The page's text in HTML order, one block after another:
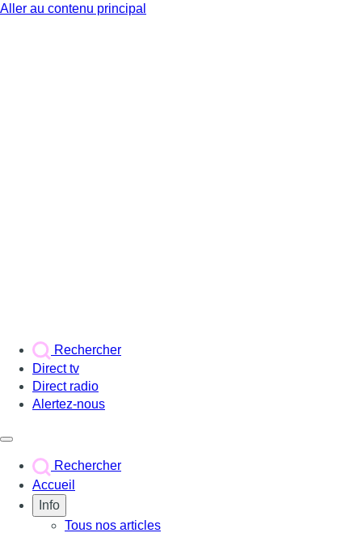
Aller au contenu principal
Rechercher
Direct tv
Direct radio
Alertez-nous
Rechercher
Accueil
Info
Tous nos articles